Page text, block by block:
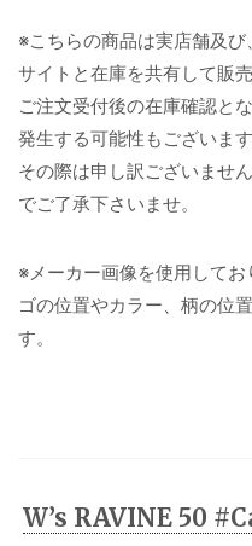
※こちらの商品は実店舗及
サイトと在庫を共有して販
ご注文受付後の在庫確認と
発生する可能性もございます
その際は申し訳ございませ
でご了承下さいませ。
※メーカー画像を使用して
ゴの位置やカラー、柄の位
す。
W’s RAVINE 50